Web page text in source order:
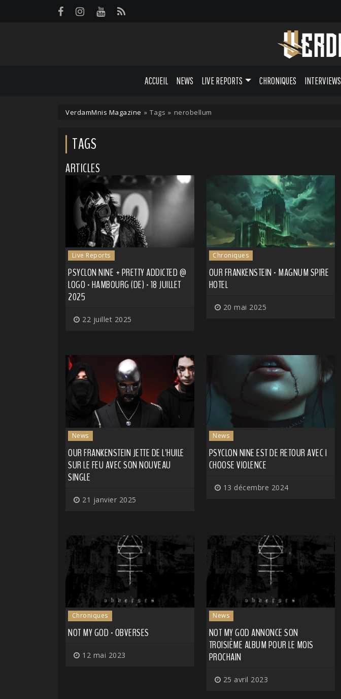
ACCUEIL NEWS LIVE REPORTS CHRONIQUES INTERVIEWS
VerdamMnis Magazine » Tags » nerobellum
TAGS
ARTICLES
Live Reports
PSYCLON NINE + PRETTY ADDICTED @
LOGO - HAMBOURG (DE) - 18 JUILLET
2025
22 juillet 2025
Chroniques
OUR FRANKENSTEIN - MAGNUM SPIRE
HOTEL
20 mai 2025
News
OUR FRANKENSTEIN JETTE DE L'HUILE
SUR LE FEU AVEC SON NOUVEAU
SINGLE
21 janvier 2025
News
PSYCLON NINE EST DE RETOUR AVEC I
CHOOSE VIOLENCE
13 décembre 2024
Chroniques
NOT MY GOD - OBVERSES
12 mai 2023
News
NOT MY GOD ANNONCE SON
TROISIÈME ALBUM POUR LE MOIS
PROCHAIN
25 avril 2023
Panneau de gestion des cookies